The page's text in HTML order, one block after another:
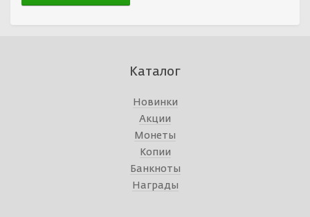
Каталог
Новинки
Акции
Монеты
Копии
Банкноты
Награды